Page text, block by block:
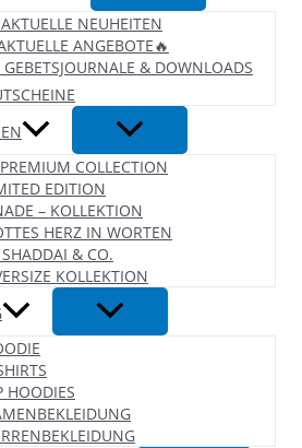
NEUHEITEN
ANGEBOTE🔥
& DOWNLOADS
COLLECTION
EDITION
– KOLLEKTION
HERZ IN WORTEN
SHADDAI & CO.
KOLLEKTION
HOODIES